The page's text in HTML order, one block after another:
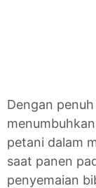
Dengan
petani dalam
saat panen
penyemaian